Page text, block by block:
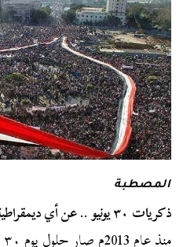
المصطبة
ذكريات ٣٠ يونيو .. عن أي ديمقراطية تتحدثون